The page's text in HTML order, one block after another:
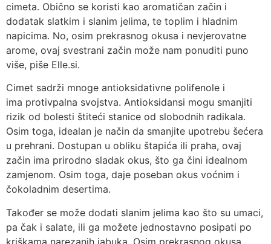
cimeta. Obično se koristi kao aromatičan začin i
dodatak slatkim i slanim jelima, te toplim i hladnim
napicima. No, osim prekrasnog okusa i nevjerovatne
arome, ovaj svestrani začin može nam ponuditi puno
više, piše Elle.si.
Cimet sadrži mnoge antioksidativne polifenole i
ima protivpalna svojstva. Antioksidansi mogu smanjiti
rizik od bolesti štiteći stanice od slobodnih radikala.
Osim toga, idealan je način da smanjite upotrebu šećera
u prehrani. Dostupan u obliku štapića ili praha, ovaj
začin ima prirodno sladak okus, što ga čini idealnom
zamjenom. Osim toga, daje poseban okus voćnim i
čokoladnim desertima.
Također se može dodati slanim jelima kao što su umaci,
pa čak i salate, ili ga možete jednostavno posipati po
kriškama narezanih jabuka. Osim prekrasnog okusa,